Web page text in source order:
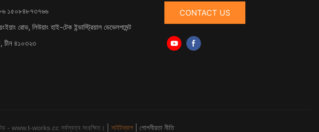
১৫০৮৪৮৭৩৭৬৬
রোড, লিউয়াং হাই-টেক ইন্ডাস্ট্রিয়াল ডেভেলপমেন্ট
চীন ৪১০৩২৩
CONTACT US
- www.t-works.cc সর্বস্বত্ব সংরক্ষিত। সাইটম্যাপ| গোপনীয়তা নীতি